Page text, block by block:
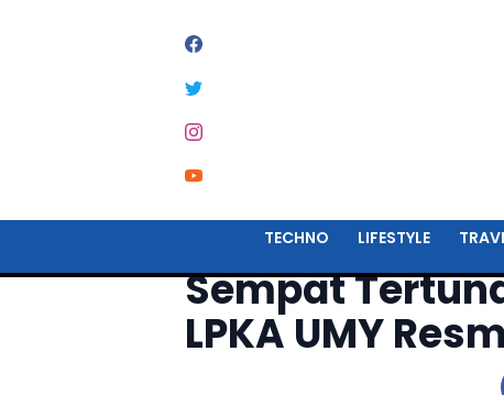
TECHNO LIFESTYLE
Sempat
LPKA UMY